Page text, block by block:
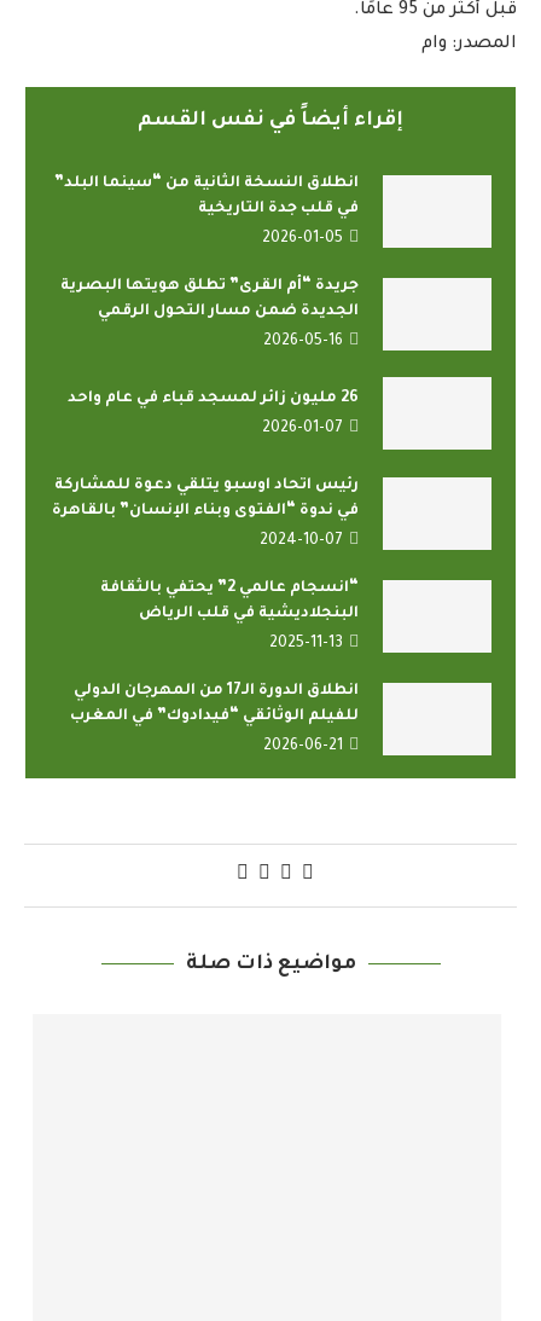
قبل أكثر من 95 عامًا.
المصدر: وام
إقراء أيضاً في نفس القسم
انطلاق النسخة الثانية من “سينما البلد”
في قلب جدة التاريخية
2026-01-05
جريدة “أم القرى” تطلق هويتها البصرية
الجديدة ضمن مسار التحول الرقمي
2026-05-16
26 مليون زائر لمسجد قباء في عام واحد
2026-01-07
رئيس اتحاد اوسبو يتلقي دعوة للمشاركة
في ندوة “الفتوى وبناء الإنسان” بالقاهرة
2024-10-07
“انسجام عالمي 2” يحتفي بالثقافة
البنجلاديشية في قلب الرياض
2025-11-13
انطلاق الدورة الـ17 من المهرجان الدولي
للفيلم الوثائقي “فيدادوك” في المغرب
2026-06-21
مواضيع ذات صلة